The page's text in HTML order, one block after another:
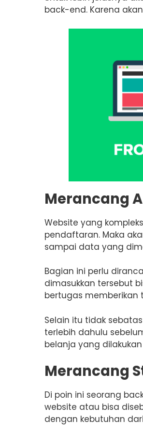
back-end. Karena
Merancang
Website yang
pendaftaran. Maka
sampai data yang
Bagian ini perlu
dimasukkan tersebut
bertugas
Selain itu tidak
terlebih dahulu
belanja yang
Merancang
Di poin ini seorang
website atau bisa
dengan kebutuhan